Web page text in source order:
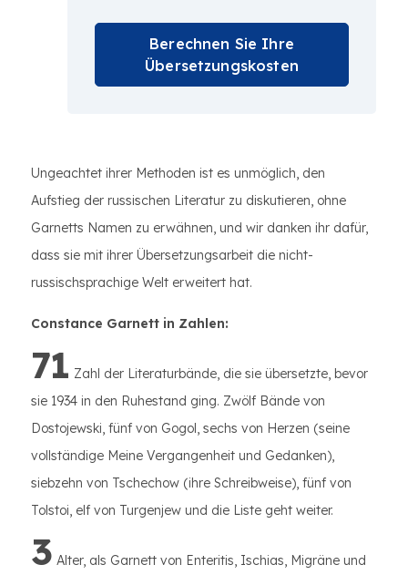
Berechnen Sie Ihre
Übersetzungskosten
Ungeachtet ihrer Methoden ist es unmöglich, den
Aufstieg der russischen Literatur zu diskutieren, ohne
Garnetts Namen zu erwähnen, und wir danken ihr dafür,
dass sie mit ihrer Übersetzungsarbeit die nicht-
russischsprachige Welt erweitert hat.
Constance Garnett in Zahlen:
71 Zahl der Literaturbände, die sie übersetzte, bevor
sie 1934 in den Ruhestand ging. Zwölf Bände von
Dostojewski, fünf von Gogol, sechs von Herzen (seine
vollständige Meine Vergangenheit und Gedanken),
siebzehn von Tschechow (ihre Schreibweise), fünf von
Tolstoi, elf von Turgenjew und die Liste geht weiter.
3 Alter, als Garnett von Enteritis, Ischias, Migräne und